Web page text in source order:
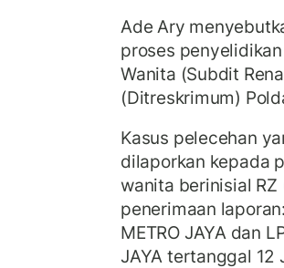
Ade Ary
proses
Wanita (Subdit
(Ditreskrimum)
Kasus pelecehan
dilaporkan kepada
wanita berinisial
penerimaan
METRO JAYA dan
JAYA tertanggal 12